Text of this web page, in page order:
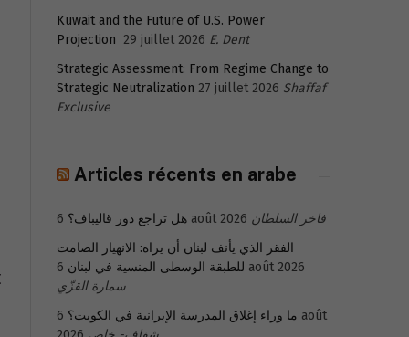
Kuwait and the Future of U.S. Power
Projection 29 juillet 2026 E. Dent
Strategic Assessment: From Regime Change to
Strategic Neutralization 27 juillet 2026 Shaffaf
Exclusive
Articles récents en arabe
هل تراجع دور قاليباف؟ 6 août 2026 فاخر السلطان
الفقر الذي يأنف لبنان أن يراه: الانهيار الصامت
للطبقة الوسطى المنسية في لبنان 6 août 2026
سمارة القزّي
ما وراء إغلاق المدرسة الإيرانية في الكويت؟ 6 août